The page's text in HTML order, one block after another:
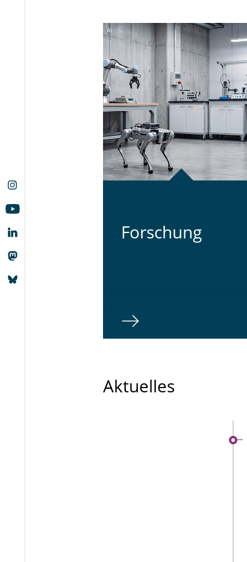
For­schung
Aktuelles